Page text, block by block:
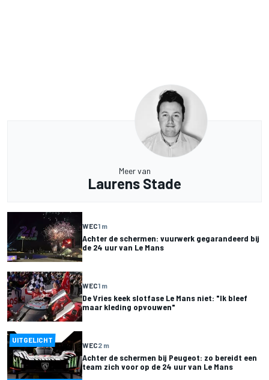
Meer van
Laurens Stade
WEC1 m
Achter de schermen: vuurwerk gegarandeerd bij
de 24 uur van Le Mans
WEC1 m
De Vries keek slotfase Le Mans niet: "Ik bleef
maar kleding opvouwen"
UITGELICHT
WEC2 m
Achter de schermen bij Peugeot: zo bereidt een
team zich voor op de 24 uur van Le Mans